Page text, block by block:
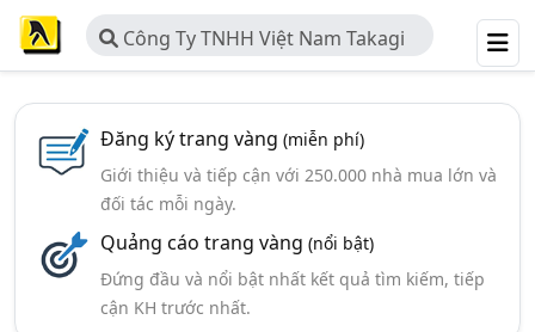
Công Ty TNHH Việt Nam Takagi
Đăng ký trang vàng (miễn phí)
Giới thiệu và tiếp cận với 250.000 nhà mua lớn và
đối tác mỗi ngày.
Quảng cáo trang vàng (nổi bật)
Đứng đầu và nổi bật nhất kết quả tìm kiếm, tiếp
cận KH trước nhất.